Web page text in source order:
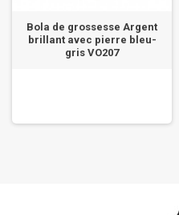
Bola de grossesse Argent
brillant avec pierre bleu-
gris VO207